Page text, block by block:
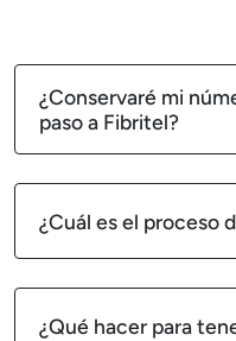
¿Conservaré mi
paso a Fibritel?
¿Cuál es el proceso
¿Qué hacer para